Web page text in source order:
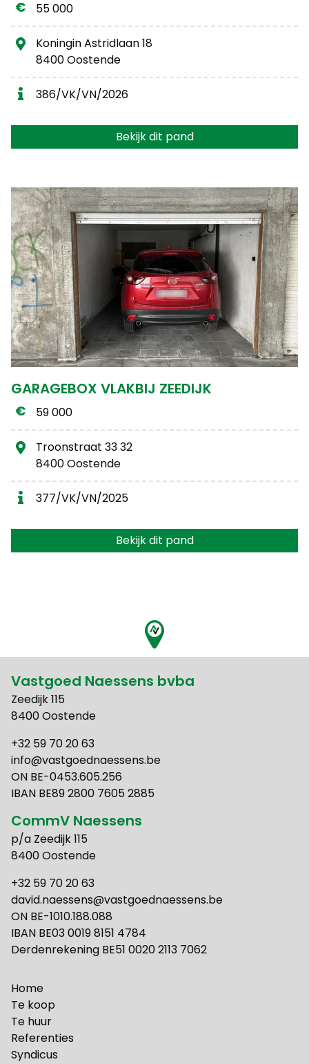
55 000
Koningin Astridlaan 18
8400 Oostende
386/VK/VN/2026
Bekijk dit pand
GARAGEBOX VLAKBIJ ZEEDIJK
59 000
Troonstraat 33 32
8400 Oostende
377/VK/VN/2025
Bekijk dit pand
Vastgoed Naessens bvba
Zeedijk 115
8400 Oostende
+32 59 70 20 63
info@vastgoednaessens.be
ON BE-0453.605.256
IBAN BE89 2800 7605 2885
CommV Naessens
p/a Zeedijk 115
8400 Oostende
+32 59 70 20 63
david.naessens@vastgoednaessens.be
ON BE-1010.188.088
IBAN BE03 0019 8151 4784
Derdenrekening BE51 0020 2113 7062
Home
Te koop
Te huur
Referenties
Syndicus